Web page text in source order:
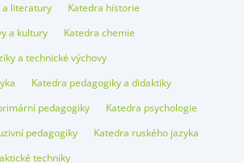
a literatury
Katedra historie
a kultury
Katedra chemie
a technické výchovy
Katedra pedagogiky a didaktiky
pedagogiky
Katedra psychologie
pedagogiky
Katedra ruského jazyka
techniky